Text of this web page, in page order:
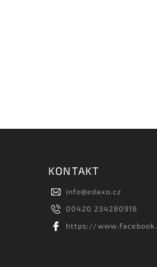
KONTAKT
info@edaxo.cz
00420 234280918
https://